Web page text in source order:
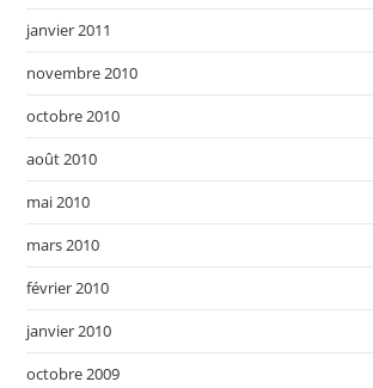
janvier 2011
novembre 2010
octobre 2010
août 2010
mai 2010
mars 2010
février 2010
janvier 2010
octobre 2009